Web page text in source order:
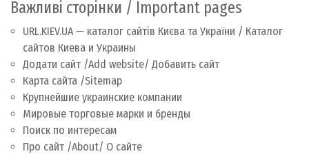
Важливі сторінки / Important pages
URL.KIEV.UA — каталог сайтів Києва та України / Каталог
сайтов Киева и Украины
Додати сайт /Add website/ Добавить сайт
Карта сайта /Sitemap
Крупнейшие украинские компании
Мировые торговые марки и бренды
Поиск по интересам
Про сайт /About/ О сайте